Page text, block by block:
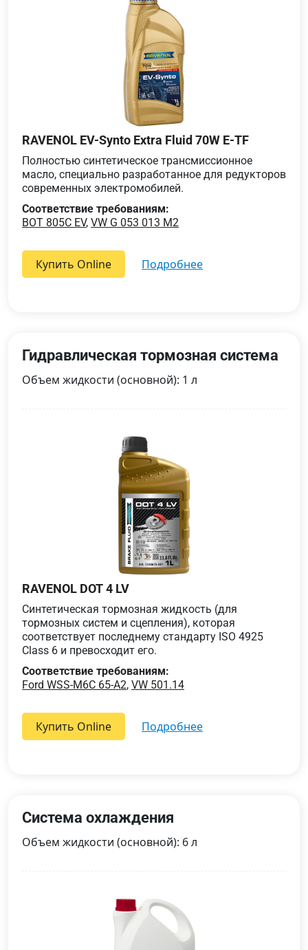
RAVENOL EV-Synto Extra Fluid 70W E-TF
Полностью синтетическое трансмиссионное
масло, специально разработанное для редукторов
современных электромобилей.
Соответствие требованиям:
BOT 805C EV, VW G 053 013 M2
Купить Online подробнее
Гидравлическая тормозная система
Объем жидкости (основной): 1 л
RAVENOL DOT 4 LV
Синтетическая тормозная жидкость (для
тормозных систем и сцепления), которая
соответствует последнему стандарту ISO 4925
Class 6 и превосходит его.
Соответствие требованиям:
Ford WSS-M6C 65-A2, VW 501.14
Купить Online подробнее
Система охлаждения
Объем жидкости (основной): 6 л